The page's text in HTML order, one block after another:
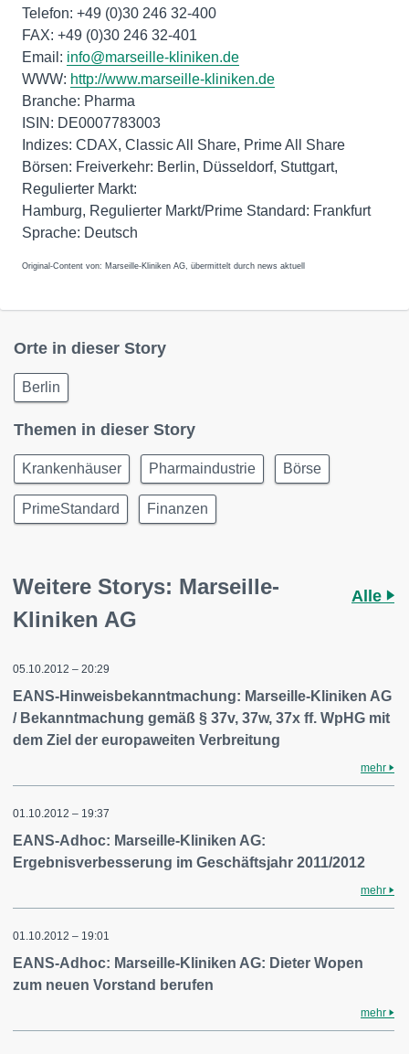
Telefon: +49 (0)30 246 32-400
FAX: +49 (0)30 246 32-401
Email: info@marseille-kliniken.de
WWW: http://www.marseille-kliniken.de
Branche: Pharma
ISIN: DE0007783003
Indizes: CDAX, Classic All Share, Prime All Share
Börsen: Freiverkehr: Berlin, Düsseldorf, Stuttgart,
Regulierter Markt:
Hamburg, Regulierter Markt/Prime Standard: Frankfurt
Original-Content von: Marseille-Kliniken AG, übermittelt durch news aktuell
Orte in dieser Story
Berlin
Themen in dieser Story
Krankenhäuser Pharmaindustrie Börse
PrimeStandard Finanzen
Weitere Storys: Marseille-
Kliniken AG
Alle
05.10.2012 – 20:29
EANS-Hinweisbekanntmachung: Marseille-Kliniken AG
/ Bekanntmachung gemäß § 37v, 37w, 37x ff. WpHG mit
dem Ziel der europaweiten Verbreitung
mehr
01.10.2012 – 19:37
EANS-Adhoc: Marseille-Kliniken AG:
Ergebnisverbesserung im Geschäftsjahr 2011/2012
mehr
01.10.2012 – 19:01
EANS-Adhoc: Marseille-Kliniken AG: Dieter Wopen
zum neuen Vorstand berufen
mehr